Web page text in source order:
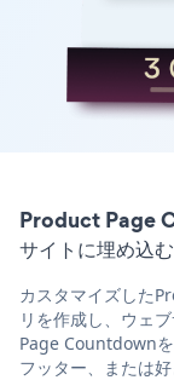
Product Page
サイトに埋め込
カスタマイズした
リを作成し、ウェ
Page Countdown
フッター、または